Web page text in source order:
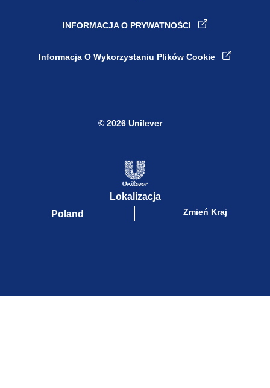
INFORMACJA O PRYWATNOŚCI
Ustawienia plików cookie